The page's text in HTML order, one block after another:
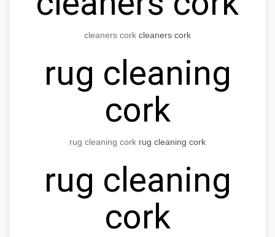
cleaners cork cleaners cork
rug cleaning
cork
rug cleaning cork rug cleaning cork
rug cleaning
cork